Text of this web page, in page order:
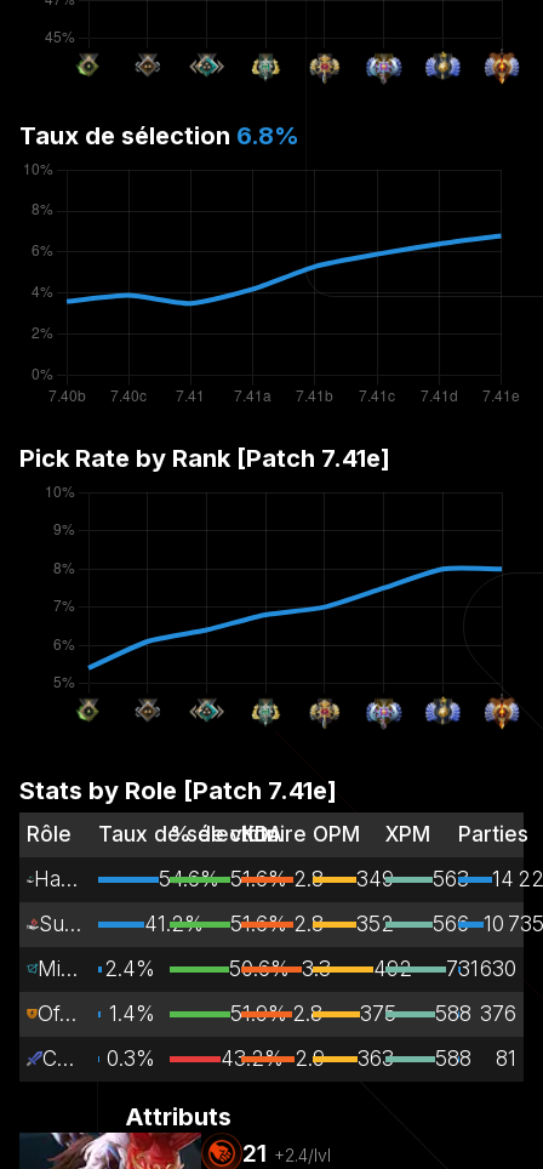
Taux de sélection 6.8%
Pick Rate by Rank [Patch 7.41e]
Stats by Role [Patch 7.41e]
Rôle Taux de sélection
% de victoire
KDA OPM XPM
Parties
Hard Support
54.6% 51.6% 2.8 349 563
14
Support
41.2% 51.6% 2.8 352 566 10 735
Mid Lane
2.4% 50.6% 3.3 492 731630
Off Lane
1.4% 51.9% 2.8 375 588 376
Carry
0.3% 43.2% 2.9 363 588 81
Attributs
21 +2.4/lvl